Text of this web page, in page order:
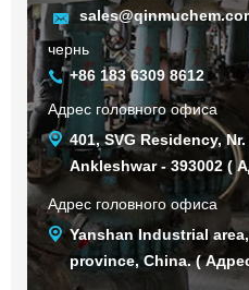
чернь
+86 183 6309 8612
Адрес головного офиса
401, SVG Residency,
Ankleshwar - 393002 (
Адрес головного офиса
Yanshan Industrial
province, China. (